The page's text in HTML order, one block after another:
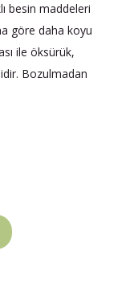
besin maddeleri
göre daha koyu
ile öksürük,
Bozulmadan
Hasat
Sızma